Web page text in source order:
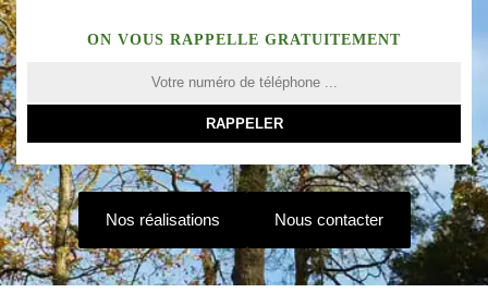
ON VOUS RAPPELLE GRATUITEMENT
Nos réalisations Nous contacter